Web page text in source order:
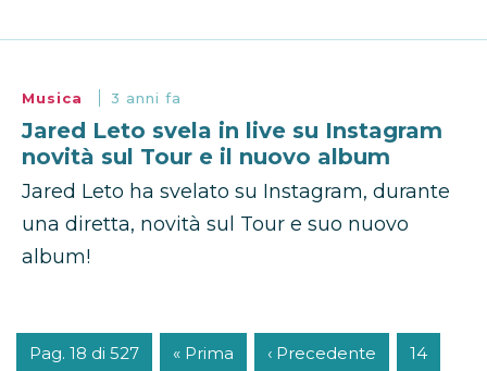
Musica 3 anni fa
Jared Leto svela in live su Instagram
novità sul Tour e il nuovo album
Jared Leto ha svelato su Instagram, durante
una diretta, novità sul Tour e suo nuovo
album!
Pag. 18 di 527 « Prima ‹ Precedente 14